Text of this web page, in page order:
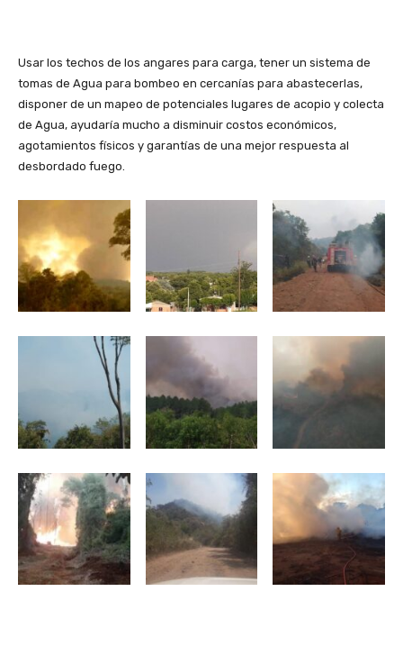
Usar los techos de los angares para carga, tener un sistema de
tomas de Agua para bombeo en cercanías para abastecerlas,
disponer de un mapeo de potenciales lugares de acopio y colecta
de Agua, ayudaría mucho a disminuir costos económicos,
agotamientos físicos y garantías de una mejor respuesta al
desbordado fuego.